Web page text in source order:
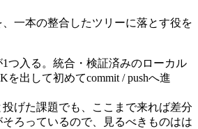
一本の整合したツリーに落とす役を
つ入る。統合・検証済みのローカル
を出して初めてcommit / pushへ進
げた課題でも、ここまで来れば差分
ろっているので、見るべきものはは